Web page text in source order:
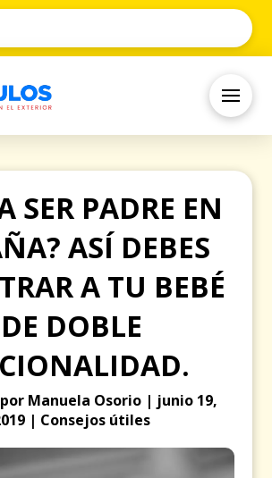
SER PADRE EN
ASÍ DEBES
A TU BEBÉ
DE DOBLE
Manuela Osorio | junio 19,
| Consejos útiles